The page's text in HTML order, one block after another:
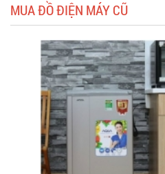
MUA ĐỒ ĐIỆN MÁY CŨ